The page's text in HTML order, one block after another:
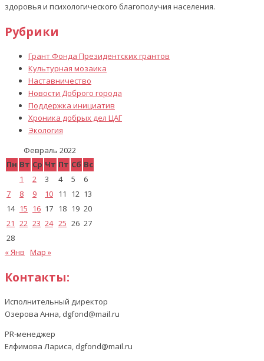
здоровья и психологического благополучия населения.
Рубрики
Грант Фонда Президентских грантов
Культурная мозаика
Наставничество
Новости Доброго города
Поддержка инициатив
Хроника добрых дел ЦАГ
Экология
Февраль 2022
Пн Вт Ср Чт Пт Сб Вс
1
2 3 4 5
6
7
8 9 10 11 12 13
14 15 16 17 18 19 20
21 22 23 24 25 26 27
28
« Янв Мар »
Контакты:
Исполнительный директор
Озерова Анна, dgfond@mail.ru
PR-менеджер
Елфимова Лариса, dgfond@mail.ru